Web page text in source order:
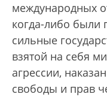
международных
когда-либо
сильные
взятой на себя
агрессии,
свободы и прав